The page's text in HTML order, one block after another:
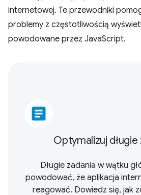
internetowej. Te przewodniki
problemy z częstotliwością
powodowane przez JavaScript.
article
Optymalizuj długie
Długie zadania w wątku
powodować, że aplikacja
reagować. Dowiedz się, jak